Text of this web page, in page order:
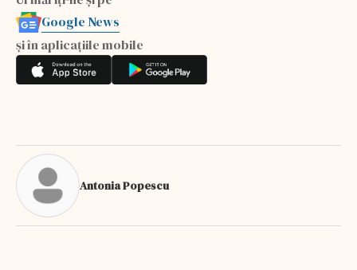
Google News
și în aplicațiile mobile
Antonia Popescu